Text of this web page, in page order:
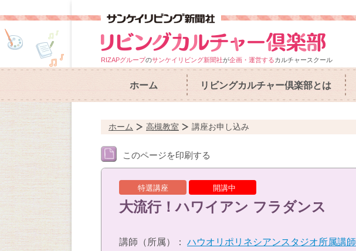
RIZAPグループのサンケイリビング新聞社が企画・運営するカルチャースクール
ホーム リビングカルチャー倶楽部とは
ホーム 高槻教室 講座お申し込み
このページを印刷する
特選講座 開講中
大流行！ハワイアン フラダンス
講師（所属）： ハウオリポリネシアンスタジオ所属講師